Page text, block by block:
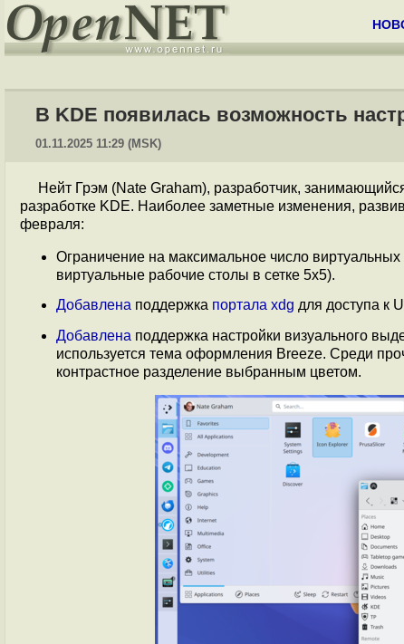
В KDE появилась возможность
01.11.2025 11:29 (MSK)
Нейт Грэм (Nate Graham), разработчик,
разработке KDE. Наиболее заметные изменения,
февраля:
Ограничение на максимальное число
виртуальные рабочие столы в сетке 5x5).
Добавлена поддержка портала xdg для доступа к
Добавлена поддержка настройки визуального
используется тема оформления Breeze. Среди
контрастное разделение выбранным цветом.